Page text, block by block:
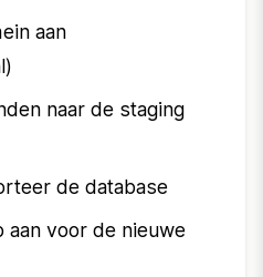
aan
naar de staging
de database
aan voor de nieuwe